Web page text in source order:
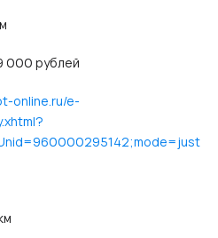
рублей
online.ru/e-